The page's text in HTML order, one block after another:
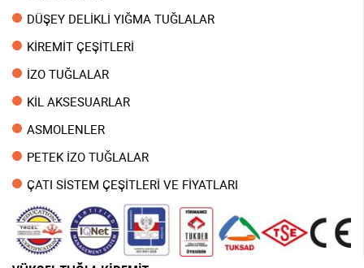
DÜŞEY DELİKLİ YIĞMA TUĞLALAR
KİREMİT ÇEŞİTLERİ
İZO TUĞLALAR
KİL AKSESUARLAR
ASMOLENLER
PETEK İZO TUĞLALAR
ÇATI SİSTEM ÇEŞİTLERİ VE FİYATLARI